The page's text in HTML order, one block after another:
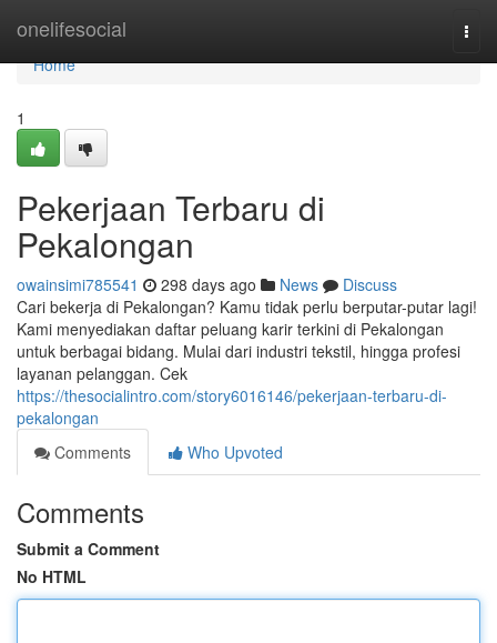
onelifesocial
Home
Home
1
Pekerjaan Terbaru di
Pekalongan
owainsimi785541 298 days ago News
Discuss
Cari bekerja di Pekalongan? Kamu tidak perlu berputar-putar lagi!
Kami menyediakan daftar peluang karir terkini di Pekalongan
untuk berbagai bidang. Mulai dari industri tekstil, hingga profesi
layanan pelanggan. Cek
https://thesocialintro.com/story6016146/pekerjaan-terbaru-di-
pekalongan
Comments
Who Upvoted
Comments
Submit a Comment
No HTML